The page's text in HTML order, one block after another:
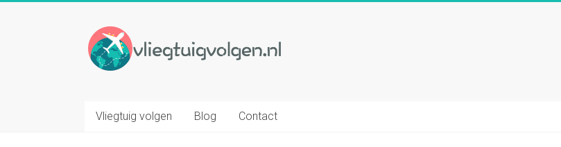
Vliegtuig
volgen
elkVliegtuig volgen Blog Contact